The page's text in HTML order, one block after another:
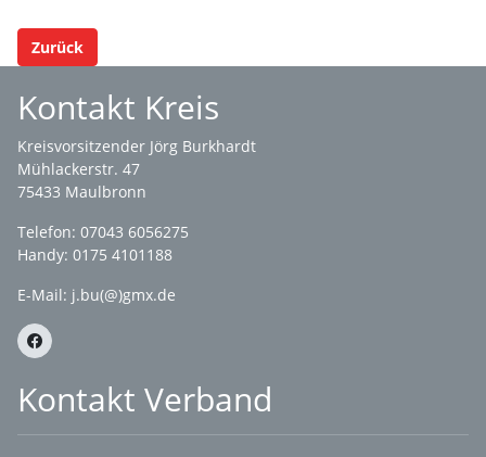
Zurück
Kontakt Kreis
Kreisvorsitzender Jörg Burkhardt
Mühlackerstr. 47
75433 Maulbronn
Telefon: 07043 6056275
Handy: 0175 4101188
E-Mail: j.bu(@)gmx.de
Kontakt Verband